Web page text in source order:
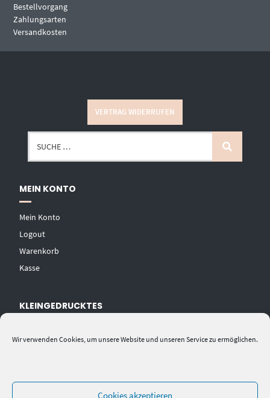
Wir verwenden Cookies, um unsere Website und unseren Service zu ermöglichen.
Cookies akzeptieren
Bestellvorgang
Zahlungsarten
Versandkosten
VERTRAG WIDERRUFEN
MEIN KONTO
Mein Konto
Logout
Warenkorb
Kasse
KLEINGEDRUCKTES
Impressum